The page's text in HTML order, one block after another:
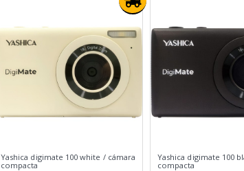
Yashica digimate 100 white / cámara
compacta
Yashica digimate 100
compacta